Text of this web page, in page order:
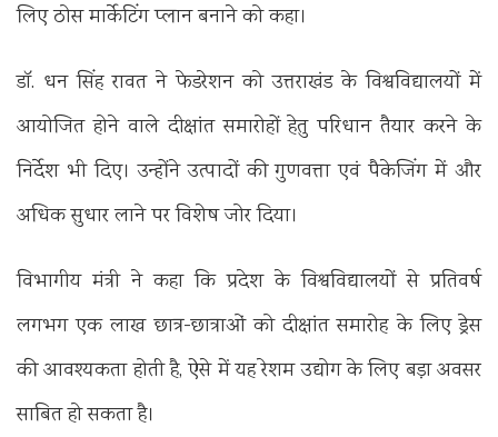
लिए ठोस मार्केटिंग प्लान बनाने को कहा।
डॉ. धन सिंह रावत ने फेडरेशन को उत्तराखंड के विश्वविद्यालयों में
आयोजित होने वाले दीक्षांत समारोहों हेतु परिधान तैयार करने के
निर्देश भी दिए। उन्होंने उत्पादों की गुणवत्ता एवं पैकेजिंग में और
अधिक सुधार लाने पर विशेष जोर दिया।
विभागीय मंत्री ने कहा कि प्रदेश के विश्वविद्यालयों से प्रतिवर्ष
लगभग एक लाख छात्र-छात्राओं को दीक्षांत समारोह के लिए ड्रेस
की आवश्यकता होती है, ऐसे में यह रेशम उद्योग के लिए बड़ा अवसर
साबित हो सकता है।